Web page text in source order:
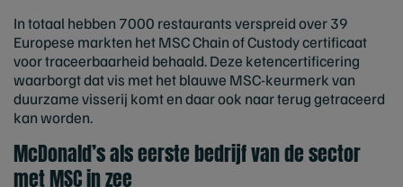
In totaal hebben 7000 restaurants verspreid over 39
Europese markten het MSC Chain of Custody certificaat
voor traceerbaarheid behaald. Deze ketencertificering
waarborgt dat vis met het blauwe MSC-keurmerk van
duurzame visserij komt en daar ook naar terug getraceerd
kan worden.
McDonald’s als eerste bedrijf van de sector
met MSC in zee